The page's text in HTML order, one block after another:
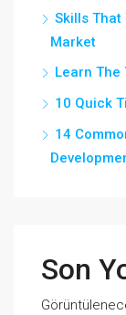
Skills That
Market
Learn The
10 Quick
14
Son